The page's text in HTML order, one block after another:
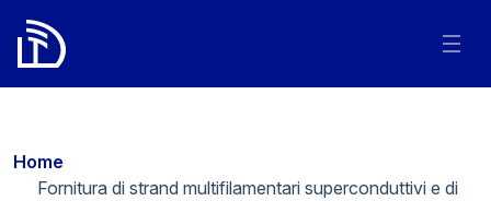
Home
Fornitura di strand multifilamentari superconduttivi e di